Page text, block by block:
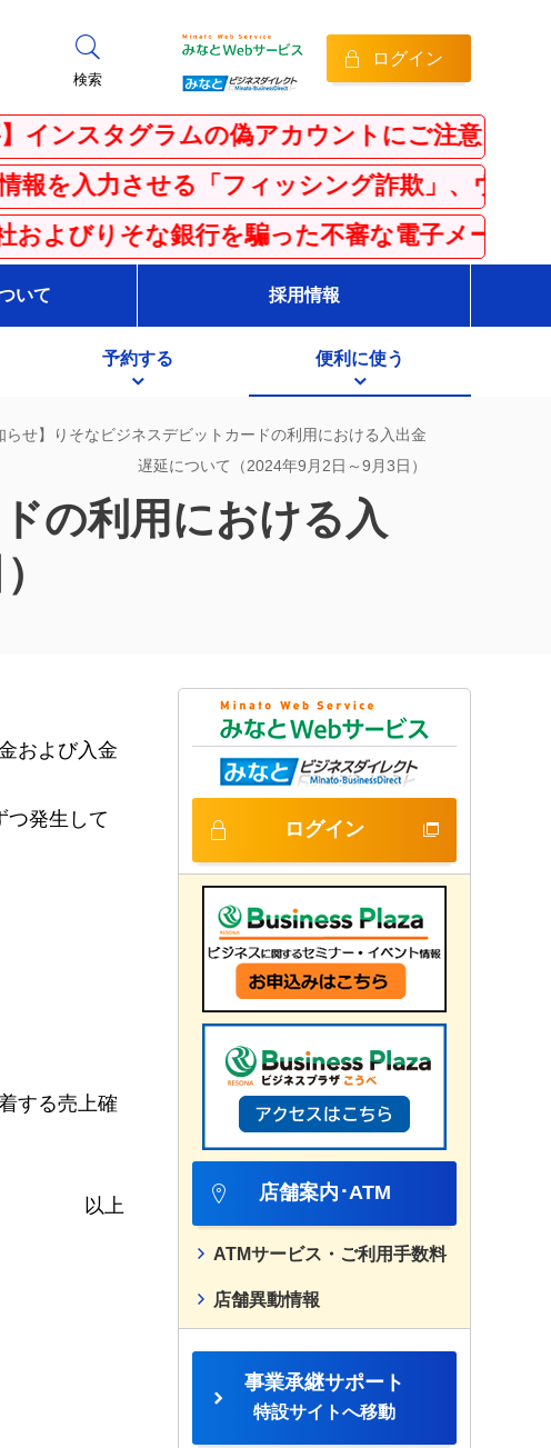
検索
ログイン
タグラムの偽アカウントにご注意ください
せる「フィッシング詐欺」、ウイルス感染を
な銀行を騙った不審な電子メール・SMS（シ
いて 採用情報
予約する 便利に使う
らせ】りそなビジネスデビットカードの利用における入出金
遅延について（2024年9月2日～9月3日）
の利用における入
および入金
つ発生して
する売上確
以上
ログイン
店舗案内･ATM
ATMサービス・ご利用手数料
店舗異動情報
事業承継サポート
特設サイトへ移動